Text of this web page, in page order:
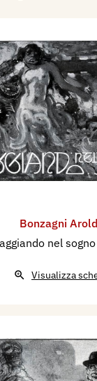
Bonzagni
nel sogno
Visualizza